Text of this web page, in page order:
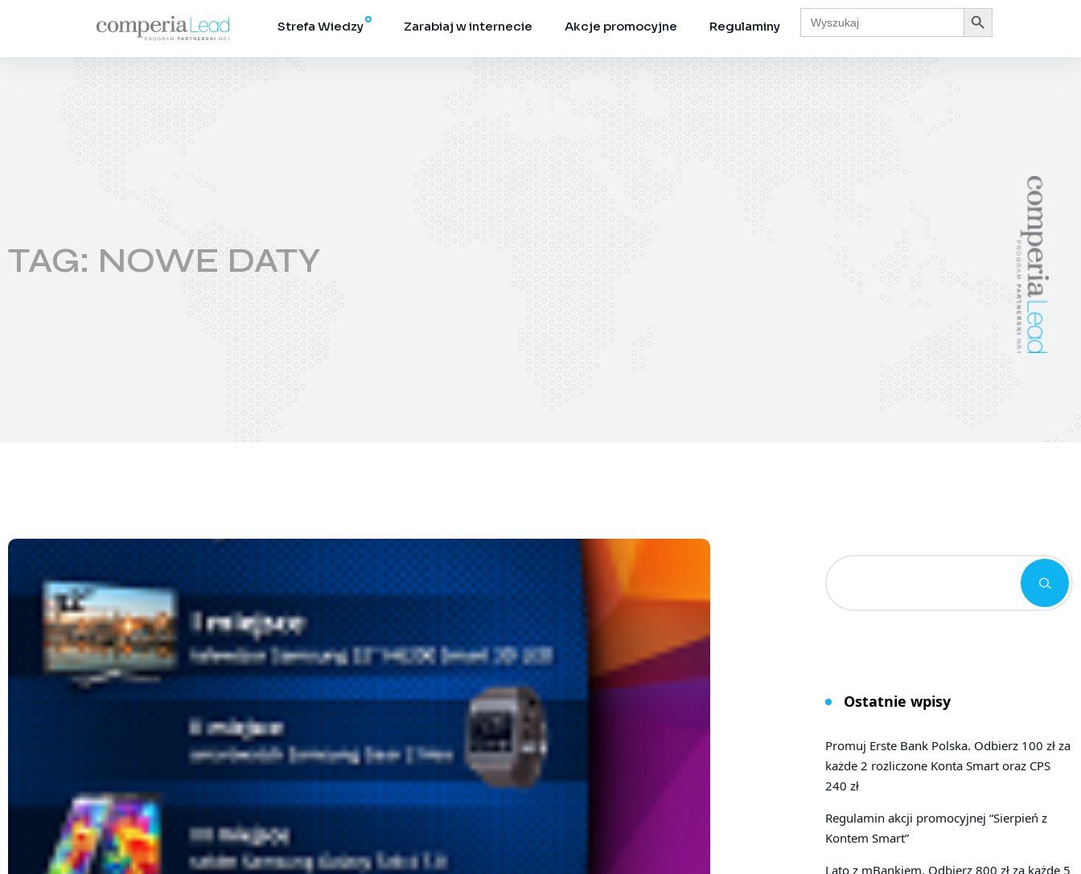
Strefa Wiedzy Zarabiaj w internecie Akcje promocyjne Regulaminy
Search
for:
Search Button
TAG: NOWE DATY
Ostatnie wpisy
Promuj Erste Bank Polska. Odbierz 100 zł za
każde 2 rozliczone Konta Smart oraz CPS
240 zł
Regulamin akcji promocyjnej “Sierpień z
Kontem Smart”
Lato z mBankiem. Odbierz 800 zł za każde 5